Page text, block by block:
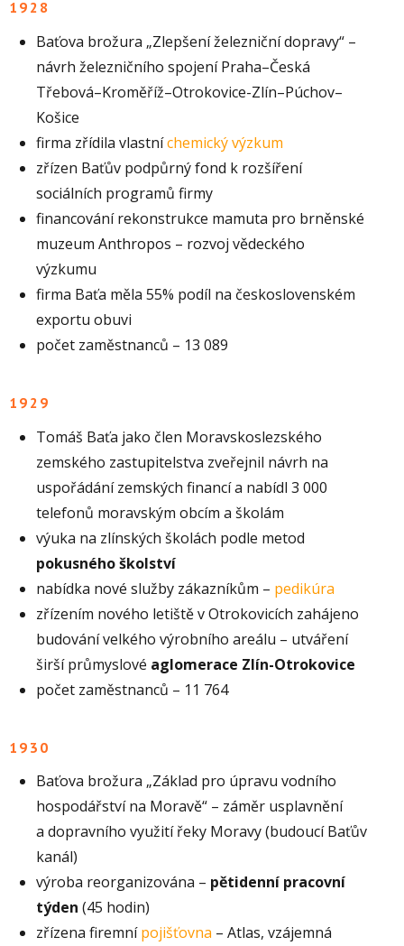
1928
Baťova brožura „Zlepšení železniční dopravy“ –
návrh železničního spojení Praha–Česká
Třebová–Kroměříž–Otrokovice-Zlín–Púchov–
Košice
firma zřídila vlastníchemický výzkum
zřízen Baťův podpůrný fond k rozšíření
sociálních programů firmy
financování rekonstrukce mamuta pro brněnské
muzeum Anthropos – rozvoj vědeckého
výzkumu
firma Baťa měla 55% podíl na československém
exportu obuvi
počet zaměstnanců – 13 089
1929
Tomáš Baťa jako člen Moravskoslezského
zemského zastupitelstva zveřejnil návrh na
uspořádání zemských financí a nabídl 3 000
telefonů moravským obcím a školám
výuka na zlínských školách podle metod
pokusného školství
nabídka nové služby zákazníkům – pedikúra
zřízením nového letiště v Otrokovicích zahájeno
budování velkého výrobního areálu – utváření
širší průmyslové aglomerace Zlín-Otrokovice
počet zaměstnanců – 11 764
1930
Baťova brožura „Základ pro úpravu vodního
hospodářství na Moravě“ – záměr usplavnění
a dopravního využití řeky Moravy (budoucí Baťův
kanál)
výroba reorganizována – pětidenní pracovní
týden (45 hodin)
zřízena firemnípojišťovna – Atlas, vzájemná